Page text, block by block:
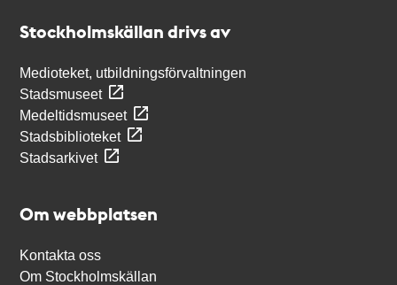
Stockholmskällan drivs av
Medioteket, utbildningsförvaltningen
Stadsmuseet
Medeltidsmuseet
Stadsbiblioteket
Stadsarkivet
Om webbplatsen
Kontakta oss
Om Stockholmskällan